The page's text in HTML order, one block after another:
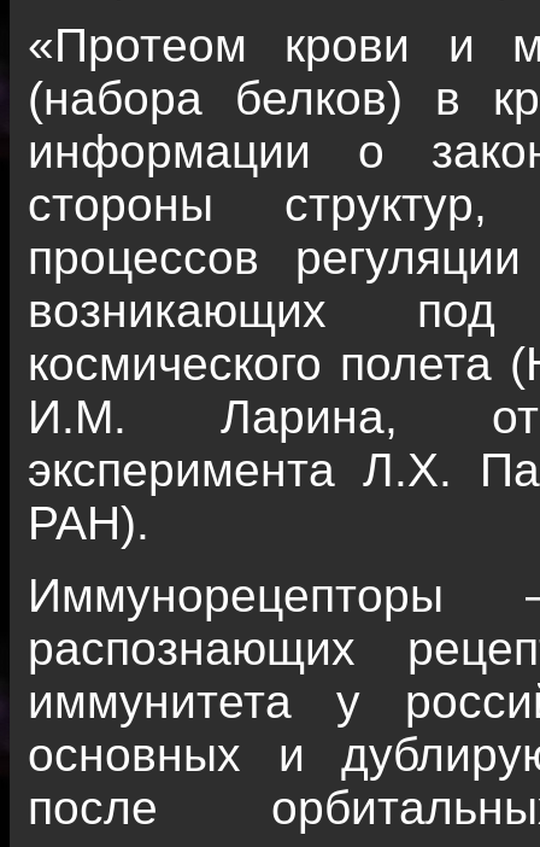
«Протеом крови и
(набора белков) в
информации о
стороны
процессов
возникающих под
космического полета
И.М. Ларина,
эксперимента Л.Х.
РАН).
распознающих
иммунитета у
основных и
после